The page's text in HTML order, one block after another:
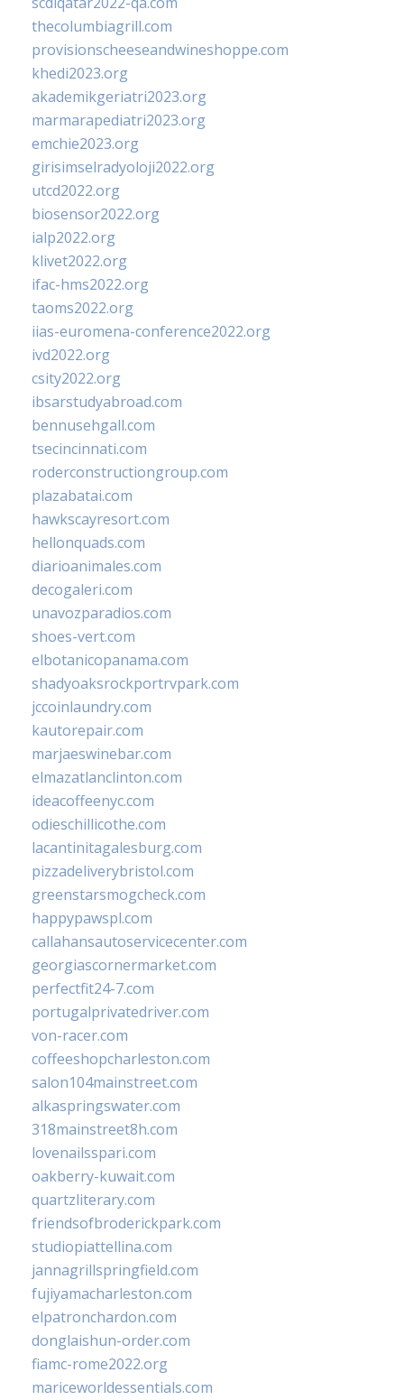
thecolumbiagrill.com
provisionscheeseandwineshoppe.com
khedi2023.org
akademikgeriatri2023.org
marmarapediatri2023.org
emchie2023.org
girisimselradyoloji2022.org
utcd2022.org
biosensor2022.org
ialp2022.org
klivet2022.org
ifac-hms2022.org
taoms2022.org
iias-euromena-conference2022.org
ivd2022.org
csity2022.org
ibsarstudyabroad.com
bennusehgall.com
tsecincinnati.com
roderconstructiongroup.com
plazabatai.com
hawkscayresort.com
hellonquads.com
diarioanimales.com
decogaleri.com
unavozparadios.com
shoes-vert.com
elbotanicopanama.com
shadyoaksrockportrvpark.com
jccoinlaundry.com
kautorepair.com
marjaeswinebar.com
elmazatlanclinton.com
ideacoffeenyc.com
odieschillicothe.com
lacantinitagalesburg.com
pizzadeliverybristol.com
greenstarsmogcheck.com
happypawspl.com
callahansautoservicecenter.com
georgiascornermarket.com
perfectfit24-7.com
portugalprivatedriver.com
von-racer.com
coffeeshopcharleston.com
salon104mainstreet.com
alkaspringswater.com
318mainstreet8h.com
lovenailsspari.com
oakberry-kuwait.com
quartzliterary.com
friendsofbroderickpark.com
studiopiattellina.com
jannagrillspringfield.com
fujiyamacharleston.com
elpatronchardon.com
donglaishun-order.com
fiamc-rome2022.org
mariceworldessentials.com